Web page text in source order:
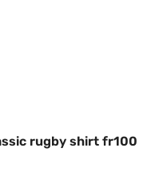
rugby shirt fr100